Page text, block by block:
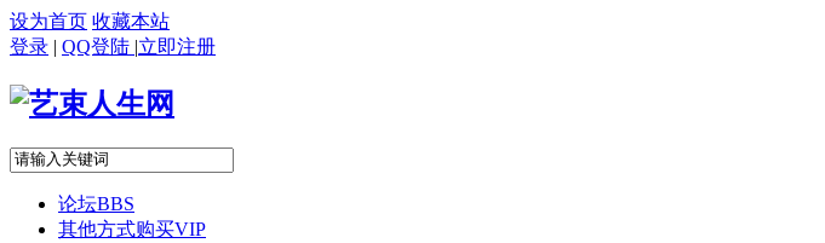
设为首页 收藏本站
登录 | QQ登陆 |立即注册
论坛BBS
其他方式购买VIP